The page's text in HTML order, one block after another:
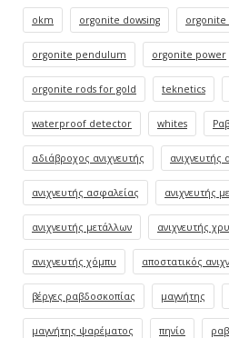
okm orgonite dowsing orgonite
orgonite pendulum orgonite power
orgonite rods for gold teknetics
waterproof detector whites
αδιάβροχος ανιχνευτής ανιχνευτής
ανιχνευτής ασφαλείας ανιχνευτής
ανιχνευτής μετάλλων ανιχνευτής
ανιχνευτής χόμπυ αποστατικός
βέργες ραβδοσκοπίας μαγνήτης
μαγνήτης ψαρέματος πηνίο